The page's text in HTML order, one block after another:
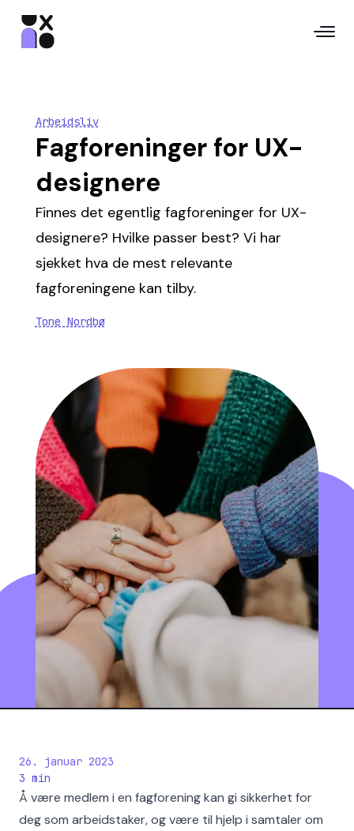
Arbeidsliv
Fagforeninger for UX-
designere
Finnes det egentlig fagforeninger for UX-
designere? Hvilke passer best? Vi har
sjekket hva de mest relevante
fagforeningene kan tilby.
Tone Nordbø
26. januar 2023
3 min
Å være medlem i en fagforening kan gi sikkerhet for
deg som arbeidstaker, og være til hjelp i samtaler om